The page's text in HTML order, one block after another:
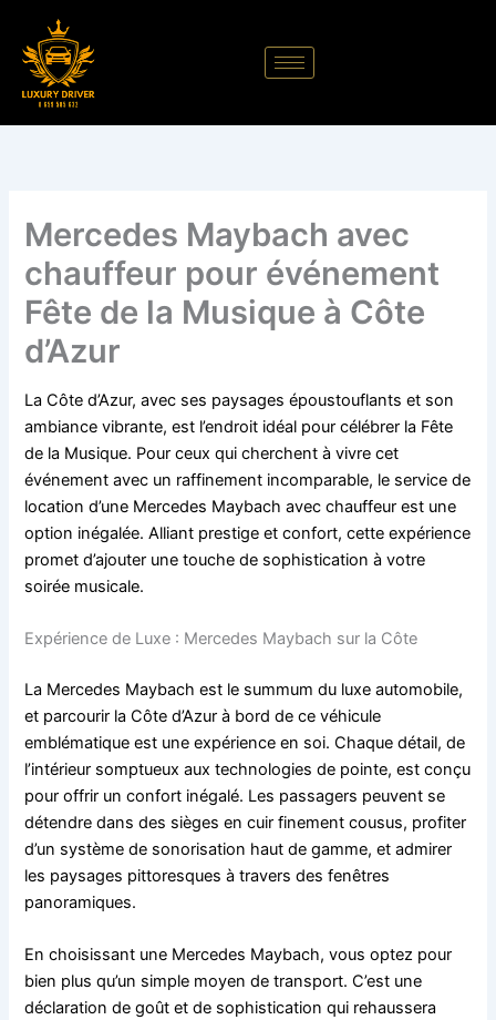
contenu
Mercedes Maybach avec
chauffeur pour événement
Fête de la Musique à Côte
d’Azur
La Côte d’Azur, avec ses paysages époustouflants et son
ambiance vibrante, est l’endroit idéal pour célébrer la Fête
de la Musique. Pour ceux qui cherchent à vivre cet
événement avec un raffinement incomparable, le service de
location d’une Mercedes Maybach avec chauffeur est une
option inégalée. Alliant prestige et confort, cette expérience
promet d’ajouter une touche de sophistication à votre
soirée musicale.
Expérience de Luxe : Mercedes Maybach sur la Côte
La Mercedes Maybach est le summum du luxe automobile,
et parcourir la Côte d’Azur à bord de ce véhicule
emblématique est une expérience en soi. Chaque détail, de
l’intérieur somptueux aux technologies de pointe, est conçu
pour offrir un confort inégalé. Les passagers peuvent se
détendre dans des sièges en cuir finement cousus, profiter
d’un système de sonorisation haut de gamme, et admirer
les paysages pittoresques à travers des fenêtres
panoramiques.
En choisissant une Mercedes Maybach, vous optez pour
bien plus qu’un simple moyen de transport. C’est une
déclaration de goût et de sophistication qui rehaussera